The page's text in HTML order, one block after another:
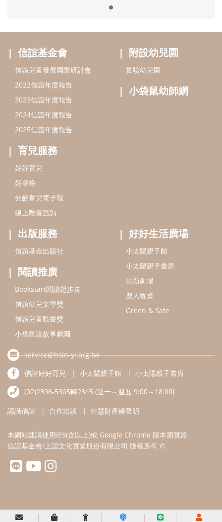
好孕袋
分齡育兒電子報
線上教養諮詢
出版服務
信誼基金出版社
閱讀推廣
Bookstart閱讀起步走
信誼幼兒文學獎
信誼兒童動畫獎
小袋鼠說故事劇團
service@hsin-yi.org.tw
信誼好好育兒
小太陽親子書房
(02)2396-5305轉2345 (週一～週五 9:00～18:00)
認識信誼 合作洽談 智慧財產權聲明
本網站建議使用IE9(含以上)或 Google Chrome 版本瀏覽器
信誼基金會/上誼文化實業股份有限公司 版權所有 ©